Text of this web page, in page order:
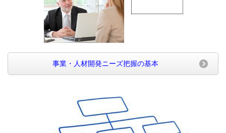
事業・人材開発ニーズ把握の基本